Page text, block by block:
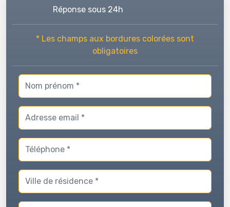
Réponse sous 24h
* Les champs aux bordures colorées sont
obligatoires